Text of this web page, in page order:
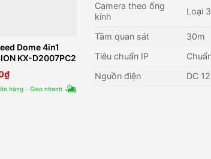
Dome 4in1
KX-D2007PC2
₫
hàng - Giao nhanh
KBVISION KX-CF5101S
1,231,000₫
Camera theo ống
kính
Loại
Tầm quan sát
30m
Tiêu chuẩn IP
Nguồn điện
DC